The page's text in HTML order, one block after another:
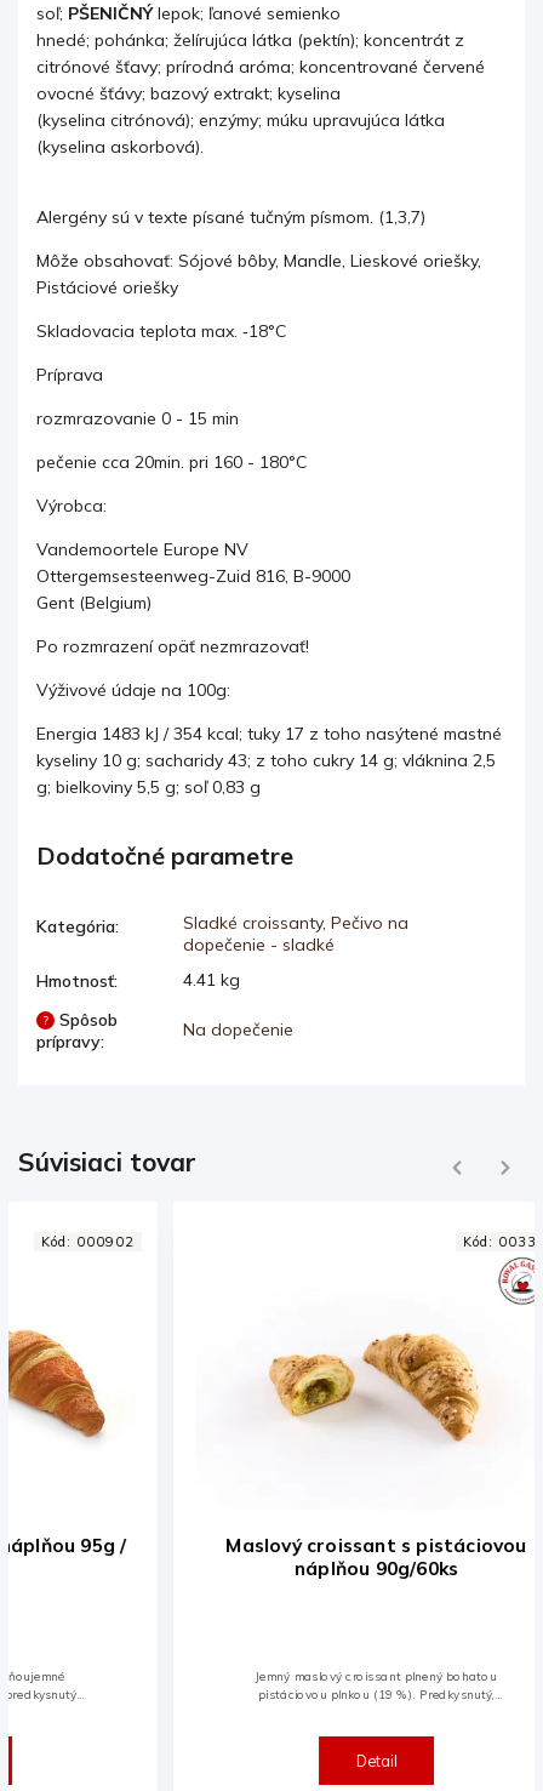
soľ; PŠENIČNÝlepok; ľanové semienko
hnedé; pohánka; želírujúca látka (pektín); koncentrát z
citrónové šťavy; prírodná aróma; koncentrované červené
ovocné šťávy; bazový extrakt; kyselina
(kyselina citrónová); enzýmy; múku upravujúca látka
(kyselina askorbová).
Alergény sú v texte písané tučným písmom. (1,3,7)
Môže obsahovať: Sójové bôby, Mandle, Lieskové oriešky,
Pistáciové oriešky
Skladovacia teplota max. ‐18°C
Príprava
rozmrazovanie 0 - 15 min
pečenie cca 20min. pri 160 - 180°C
Výrobca:
Vandemoortele Europe NV
Ottergemsesteenweg-Zuid 816, B-9000
Gent (Belgium)
Po rozmrazení opäť nezmrazovať!
Výživové údaje na 100g:
Energia 1483 kJ / 354 kcal; tuky 17 z toho nasýtené mastné
kyseliny 10 g; sacharidy 43; z toho cukry 14 g; vláknina 2,5
g; bielkoviny 5,5 g; soľ 0,83 g
Dodatočné parametre
Kategória: Sladké croissanty, Pečivo na
dopečenie - sladké
Hmotnosť: 4.41 kg
?
Spôsob
prípravy:
Na dopečenie
Súvisiaci tovar Previous
Maslový croissant s pistáciovou
náplňou 90g/60ks
Jemný maslový croissant plnený bohatou
pistáciovou plnkou (19 %). Predkysnutý,
Next